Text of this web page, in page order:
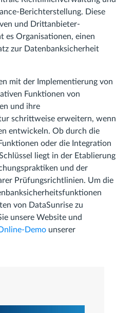
Berichterstellung. Diese
und Drittanbieter-
es Organisationen, einen
zur Datenbanksicherheit
mit der Implementierung von
Funktionen von
und ihre
schrittweise erweitern, wenn
entwickeln. Ob durch die
oder die Integration
liegt in der Etablierung
und der
Prüfungsrichtlinien. Um die
von DataSunrise zu
unsere Website und
Demo unserer